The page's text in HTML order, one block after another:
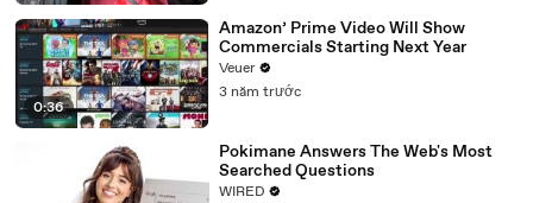
0:36
Amazon’ Prime Video Will Show
Commercials Starting Next Year
Veuer
3 năm trước
Pokimane Answers The Web's Most
Searched Questions
WIRED